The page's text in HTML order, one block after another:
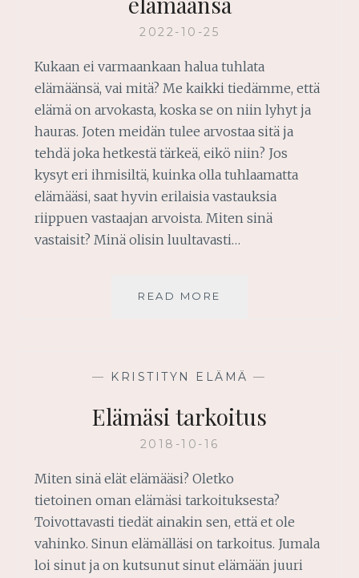
2022-10-25
Kukaan ei varmaankaan halua tuhlata
elämäänsä, vai mitä? Me kaikki tiedämme, että
elämä on arvokasta, koska se on niin lyhyt ja
hauras. Joten meidän tulee arvostaa sitä ja
tehdä joka hetkestä tärkeä, eikö niin? Jos
kysyt eri ihmisiltä, ​​kuinka olla tuhlaamatta
elämääsi, saat hyvin erilaisia ​​vastauksia
riippuen vastaajan arvoista. Miten sinä
vastaisit? Minä olisin luultavasti…
READ MORE
— KRISTITYN ELÄMÄ —
Elämäsi tarkoitus
2018-10-16
Miten sinä elät elämääsi? Oletko
tietoinen oman elämäsi tarkoituksesta?
Toivottavasti tiedät ainakin sen, että et ole
vahinko. Sinun elämälläsi on tarkoitus. Jumala
loi sinut ja on kutsunut sinut elämään juuri